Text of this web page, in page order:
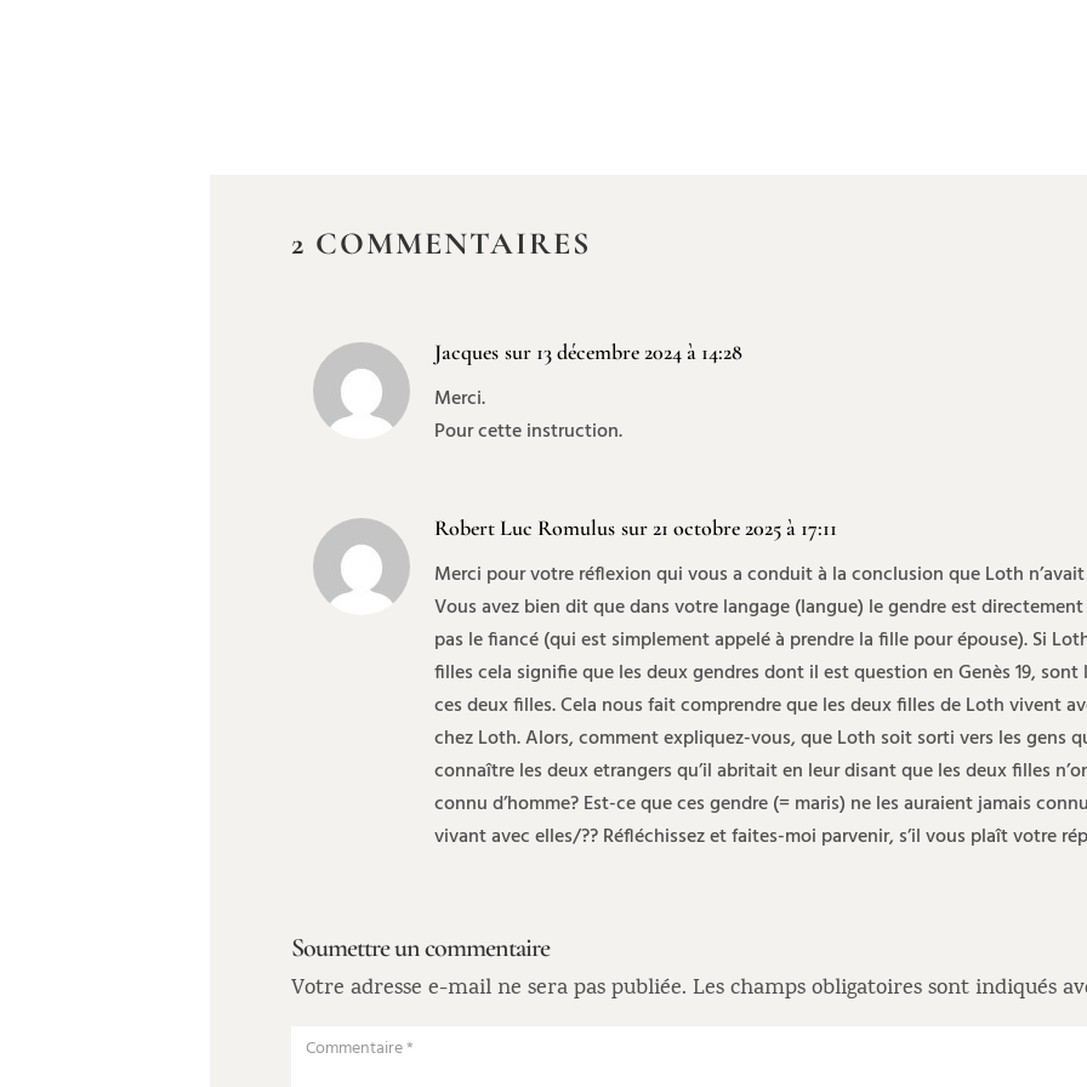
2 COMMENTAIRES
Jacques sur 13 décembre 2024 à 14:28
Merci.
Pour cette instruction.
Robert Luc Romulus sur 21 octobre 2025 à 17:11
Merci pour votre réflexion qui vous a conduit à la conclusion que Loth
Vous avez bien dit que dans votre langage (langue) le gendre est
pas le fiancé (qui est simplement appelé à prendre la fille pour épouse). Si
filles cela signifie que les deux gendres dont il est question en Genès 19, sont
ces deux filles. Cela nous fait comprendre que les deux filles de Loth vivent
chez Loth. Alors, comment expliquez-vous, que Loth soit sorti vers les gens
connaître les deux etrangers qu’il abritait en leur disant que les deux filles
connu d’homme? Est-ce que ces gendre (= maris) ne les auraient jamais
vivant avec elles/?? Réfléchissez et faites-moi parvenir, s’il vous plaît votre
Soumettre un commentaire
Votre adresse e-mail ne sera pas publiée. Les champs obligatoires sont indiqués